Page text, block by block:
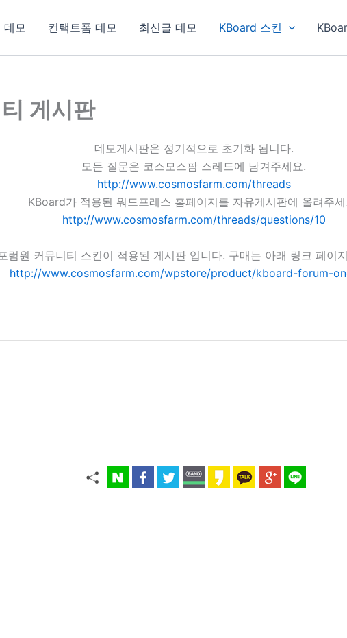
데모 컨택트폼 데모 최신글 데모 KBoard 스킨
게시판
데모게시판은 정기적으로 초기화 됩니다.
모든 질문은 코스모스팜 스레드에 남겨주세요.
http://www.cosmosfarm.com/threads
KBoard가 적용된 워드프레스 홈페이지를 자유게시판에 올려주세
http://www.cosmosfarm.com/threads/questions/10
럼원 커뮤니티 스킨이 적용된 게시판 입니다. 구매는 아래 링크 페이
http://www.cosmosfarm.com/wpstore/product/kboard-forum-